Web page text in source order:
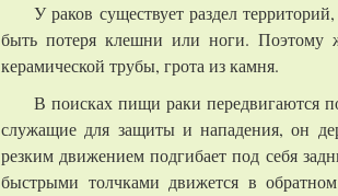
У раков существует раздел
быть потеря клешни или ноги. Поэтому
керамической трубы, грота из камня.
В поисках пищи раки передвигаются
служащие для защиты и нападения, он
резким движением подгибает под себя
быстрыми толчками движется в